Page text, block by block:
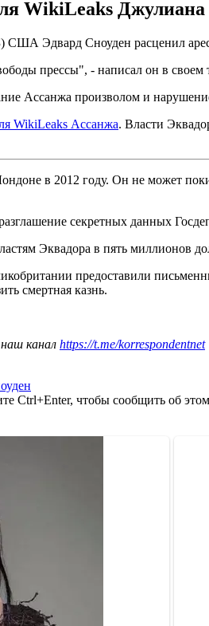
WikiLeaks
Эдвард Сноуден расценил
прессы", - написал он в своем
Ассанжа произволом и
WikiLeaks Ассанжа. Власти
в 2012 году. Он не может
секретных данных
Эквадора в пять миллионов
предоставили
смертная казнь.
канал https://t.me/korrespondentnet
Ctrl+Enter, чтобы сообщить об